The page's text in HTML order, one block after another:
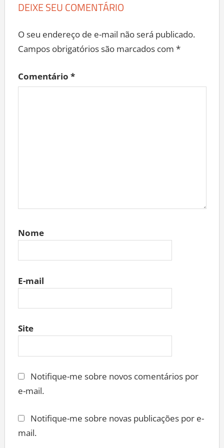
DEIXE SEU COMENTÁRIO
O seu endereço de e-mail não será publicado.
Campos obrigatórios são marcados com *
Comentário *
Nome
E-mail
Site
Notifique-me sobre novos comentários por
e-mail.
Notifique-me sobre novas publicações por e-
mail.